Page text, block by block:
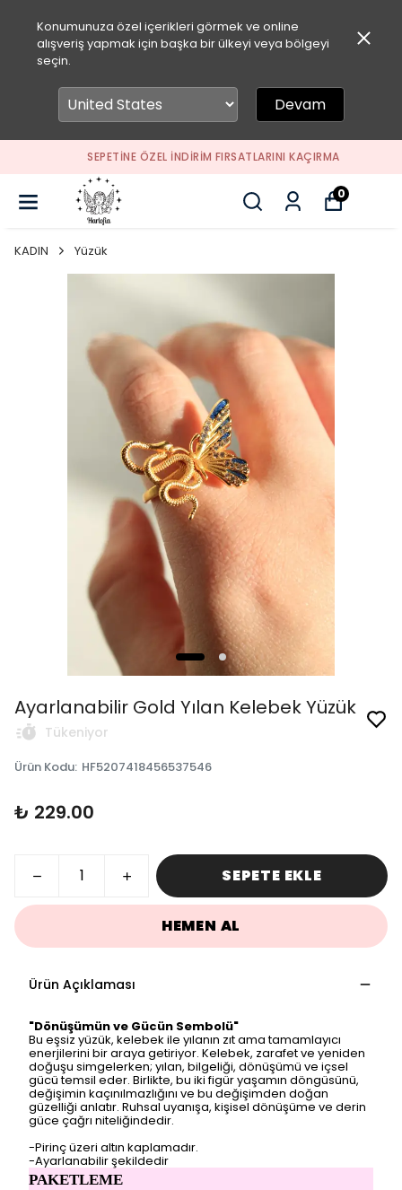
Konumunuza özel içerikleri görmek ve online
alışveriş yapmak için başka bir ülkeyi veya bölgeyi
seçin.
Devam
SEPETİNE ÖZEL İNDİRİM FIRSATLARINI KAÇIRMA
0
KADIN Yüzük
Ayarlanabilir Gold Yılan Kelebek Yüzük
Tükeniyor
Ürün Kodu: HF5207418456537546
₺ 229.00
SEPETE EKLE
HEMEN AL
Ürün Açıklaması
"Dönüşümünve Gücün Sembolü"
Bu eşsiz yüzük, kelebek ile yılanın zıtamatamamlayıcı
enerjilerini biraraya getiriyor. Kelebek, zarafetve yeniden
doğuşu simgelerken; yılan, bilgeliği, dönüşümü ve içsel
gücütemsil eder. Birlikte, bu ikifigüryaşamın döngüsünü,
değişimin kaçınılmazlığını ve bu değişimden doğan
güzelliği anlatır. Ruhsaluyanışa, kişisel dönüşüme ve derin
güce çağrı niteliğindedir.
-Pirinç üzeri altın kaplamadır.
-Ayarlanabilir şekildedir
PAKETLEME